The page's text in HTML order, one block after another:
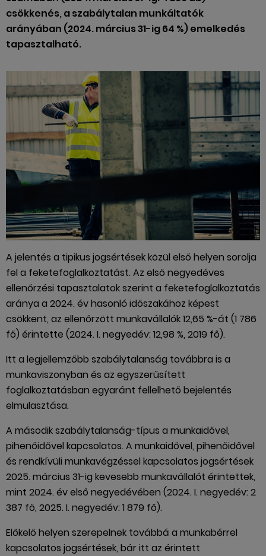
csökkenés, a szabálytalan munkáltatók
arányában (2024. március 31-ig 64 %) emelkedés
tapasztalható.
A jelentés a tipikus jogsértések közül első helyen sorolja
fel a feketefoglalkoztatást. Az első negyedéves
ellenőrzési tapasztalatok szerint a feketefoglalkoztatás
aránya a 2024. év hasonló időszakához képest
csökkent, az ellenőrzött munkavállalók 12,65 %-át (1 786
fő) érintette (2024. I. negyedév: 12,98 %, 2019 fő).
Itt a legjellemzőbb szabálytalanság továbbra is a
munkaviszonyban és az egyszerűsített
foglalkoztatásban egyaránt fellelhető bejelentés
elmulasztása.
A második szabálytalanság-típus a munkaidővel,
pihenőidővel kapcsolatos. A munkaidővel, pihenőidővel
és rendkívüli munkavégzéssel kapcsolatos jogsértések
2025. március 31-ig kevesebb munkavállalót érintettek,
mint 2024. év első negyedévében (2024. I. negyedév: 2
387 fő, 2025. I. negyedév: 1 879 fő).
Előkelő helyen szerepelnek továbbá a munkabérrel
kapcsolatos jogsértések, bár itt az érintett